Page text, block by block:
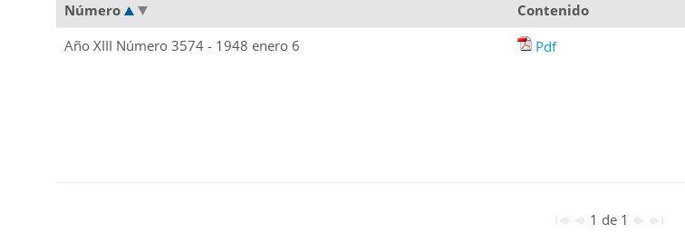
Número Contenido
Año XIII Número 3574 - 1948 enero 6
Pdf
1 de 1